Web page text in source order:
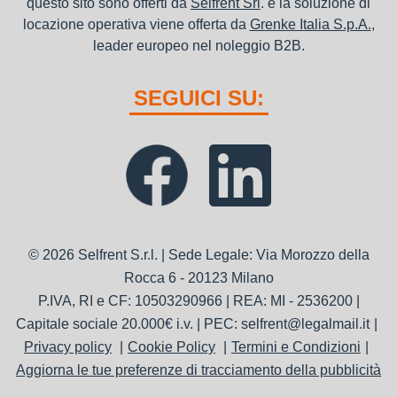
questo sito sono offerti da Selfrent Srl . e la soluzione di
locazione operativa viene offerta da Grenke Italia S.p.A.,
leader europeo nel noleggio B2B.
SEGUICI SU:
© 2026 Selfrent S.r.l. | Sede Legale: Via Morozzo della
Rocca 6 - 20123 Milano
P.IVA, RI e CF: 10503290966 | REA: MI - 2536200 |
Capitale sociale 20.000€ i.v. | PEC: selfrent@legalmail.it
Privacy policy
Cookie Policy
Termini e Condizioni
Aggiorna le tue preferenze di tracciamento della pubblicità